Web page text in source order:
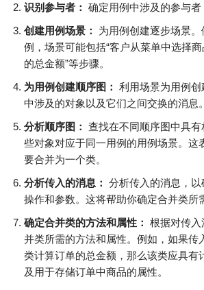
识别参与者： 确定用例中涉及的参与者
创建用例场景：
为用例创建逐步场景。
例，场景可能包括“客户从菜单中选择商
的总金额”等步骤。
为用例创建顺序图： 利用场景为用例
中涉及的对象以及它们之间交换的消息。
分析顺序图： 查找在不同顺序图中具
些对象对应于同一用例的用例场景。这
要合并为一个类。
分析传入的消息： 分析传入的消息，
操作和参数。这将帮助你确定合并类所
确定合并类的方法和属性： 根据对传入
并类所需的方法和属性。例如，如果传
类计算订单的总金额，那么该类应具有
及用于存储订单中商品的属性。